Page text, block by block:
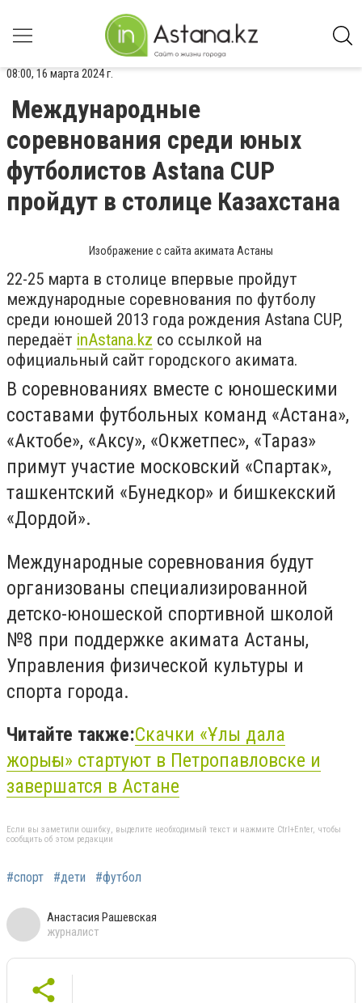
08:00, 16 марта 2024 г.
Международные
соревнования среди юных
футболистов Astana CUP
пройдут в столице Казахстана
Изображение с сайта акимата Астаны
22-25 марта в столице впервые пройдут
международные соревнования по футболу
среди юношей 2013 года рождения Astana CUP,
передаёт inАstana.kz со ссылкой на
официальный сайт городского акимата.
В соревнованиях вместе с юношескими
составами футбольных команд «Астана»,
«Актобе», «Аксу», «Окжетпес», «Тараз»
примут участие московский «Спартак»,
ташкентский «Бунедкор» и бишкекский
«Дордой».
Международные соревнования будут
организованы специализированной
детско-юношеской спортивной школой
№8 при поддержке акимата Астаны,
Управления физической культуры и
спорта города.
Читайте также:Скачки «Ұлы дала
жорығы» стартуют в Петропавловске и
завершатся в Астане
Если вы заметили ошибку, выделите необходимый текст и нажмите Ctrl+Enter, чтобы
сообщить об этом редакции
#спорт #дети #футбол
Анастасия Рашевская
журналист